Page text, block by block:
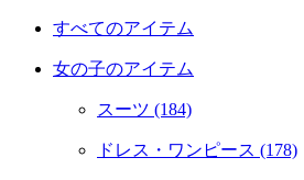
すべてのアイテム
女の子のアイテム
スーツ (184)
ドレス・ワンピース (178)